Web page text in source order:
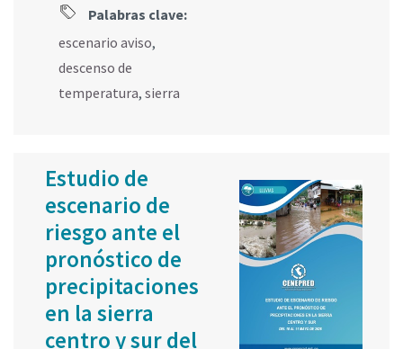
Palabras clave:
escenario aviso,
descenso de
temperatura, sierra
Estudio de
escenario de
riesgo ante el
pronóstico de
precipitaciones
en la sierra
centro y sur del